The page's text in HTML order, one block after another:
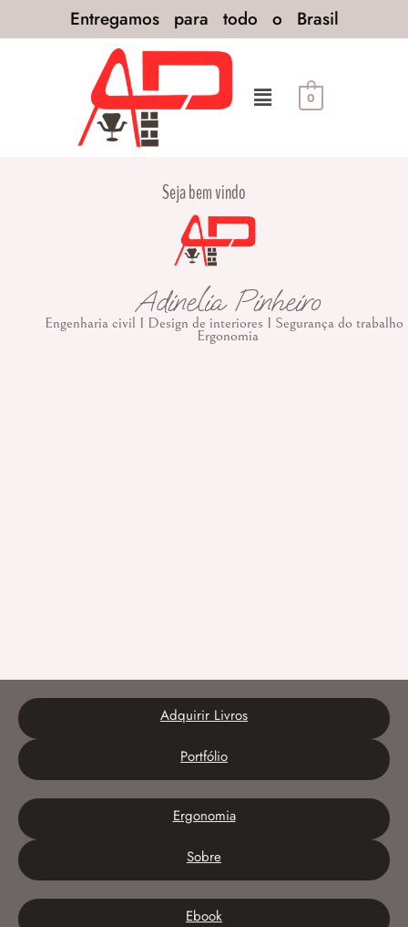
Entregamos para todo o Brasil
0
Seja bem vindo
Adinelia Pinheiro
Engenharia civil I Design de interiores I Segurança do trabalho
Ergonomia
Adquirir Livros
Portfólio
Ergonomia
Sobre
Ebook